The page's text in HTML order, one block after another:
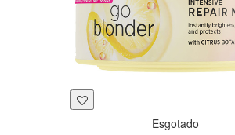
Esgotado